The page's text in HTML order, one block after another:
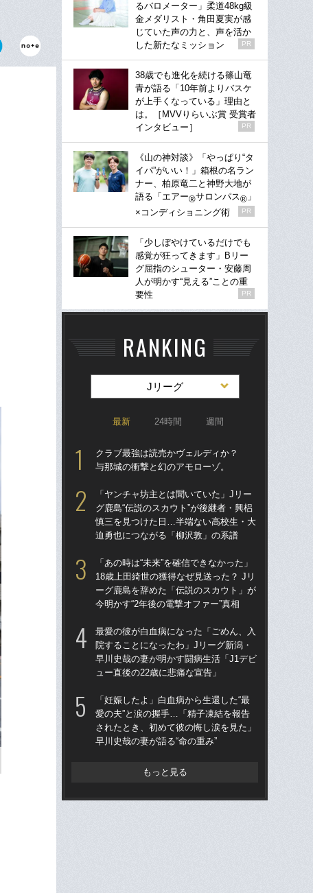
るバロメーター」柔道48kg級
金メダリスト・角田夏実が感
じていた声の力と、声を活か
した新たなミッション
PR
38歳でも進化を続ける篠山竜
青が語る「10年前よりバスケ
が上手くなっている」理由と
は。［MVVりらいぶ賞 受賞者
インタビュー］
PR
《山の神対談》「やっぱり“タ
イパ”がいい！」箱根の名ラン
ナー、柏原竜二と神野大地が
語る「エアー®サロンパス® 」
×コンディショニング術
PR
「少しぼやけているだけでも
感覚が狂ってきます」Bリー
グ屈指のシューター・安藤周
人が明かす“見える”ことの重
要性
PR
RANKING
Jリーグ
最新 24時間 週間
クラブ最強は読売かヴェルディか？
与那城の衝撃と幻のアモローゾ。
「ヤンチャ坊主とは聞いていた」Jリー
グ鹿島“伝説のスカウト”が後継者・興梠
慎三を見つけた日…半端ない高校生・大
迫勇也につながる「柳沢敦」の系譜
「あの時は“未来”を確信できなかった」
18歳上田綺世の獲得なぜ見送った？ Jリ
ーグ鹿島を辞めた「伝説のスカウト」が
今明かす“2年後の電撃オファー”真相
最愛の彼が白血病になった「ごめん、入
院することになったわ」Jリーグ新潟・
早川史哉の妻が明かす闘病生活「J1デビ
ュー直後の22歳に悲痛な宣告」
「妊娠したよ」白血病から生還した“最
愛の夫”と涙の握手…「精子凍結を報告
されたとき、初めて彼の悔し涙を見た」
早川史哉の妻が語る“命の重み”
もっと見る